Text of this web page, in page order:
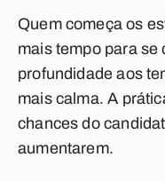
Quem começa os
mais tempo para se
profundidade aos
mais calma. A
chances do
aumentarem.